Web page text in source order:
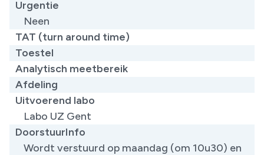
Urgentie
Neen
TAT (turn around time)
Toestel
Analytisch meetbereik
Afdeling
Uitvoerend labo
Labo UZ Gent
DoorstuurInfo
Wordt verstuurd op maandag (om 10u30) en